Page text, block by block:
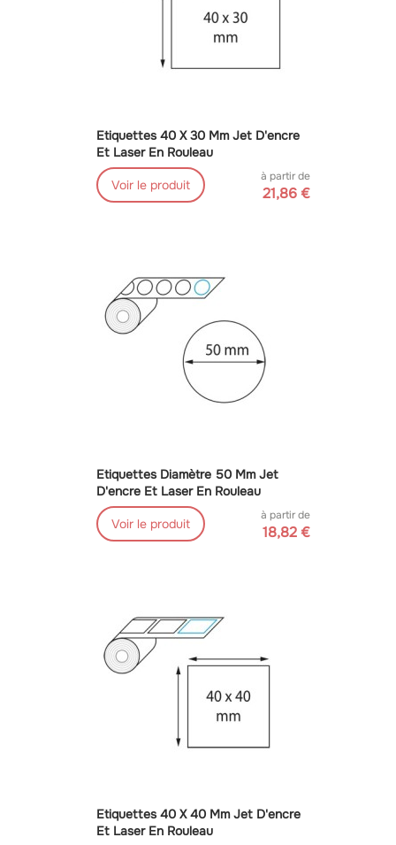
Etiquettes 40 X 30 Mm Jet D'encre
Et Laser En Rouleau
Voir le produit
à partir de
21,86 €
Etiquettes Diamètre 50 Mm Jet
D'encre Et Laser En Rouleau
Voir le produit
à partir de
18,82 €
Etiquettes 40 X 40 Mm Jet D'encre
Et Laser En Rouleau